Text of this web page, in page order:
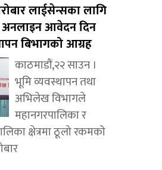
लाईसेन्सका लागि
अनलाइन आवेदन दिन
बिभागको आग्रह
काठमाडौं,२२ साउन ।
भूमि व्यवस्थापन तथा
अभिलेख विभागले
महानगरपालिका र
क्षेत्रमा ठूलो रकमको